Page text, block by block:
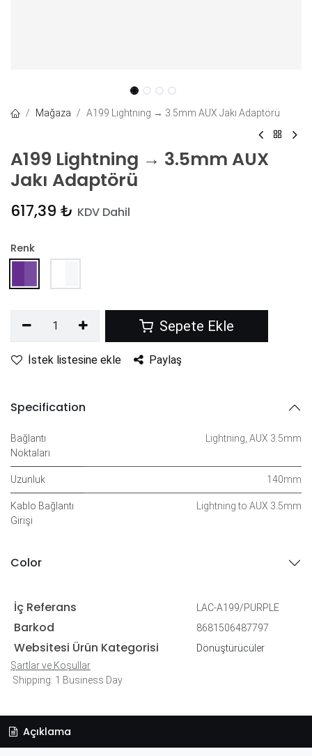
Mağaza A199 Lightning → 3.5mm AUX Jakı Adaptörü
A199 Lightning → 3.5mm AUX
Jakı Adaptörü
617,39 ₺ KDV Dahil
Renk
Sepete Ekle
İstek listesine ekle Paylaş
Specification
Bağlantı
Noktaları
Lightning AUX 3.5mm
Uzunluk 140mm
Kablo Bağlantı
Girişi
Lightning to AUX 3.5mm
Color
İç Referans LAC-A199/PURPLE
Barkod 8681506487797
Websitesi Ürün Kategorisi
Dönüştürücüler
Şartlar ve Koşullar
Shipping: 1 Business Day
Açıklama